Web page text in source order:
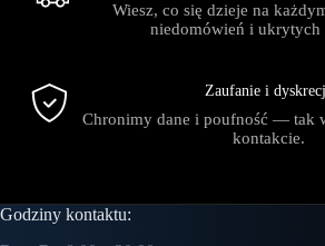
Wiesz, co się dzieje na
niedomówień i ukrytych
Zaufanie i
Chronimy dane i poufność — tak
kontakcie.
Godziny kontaktu: